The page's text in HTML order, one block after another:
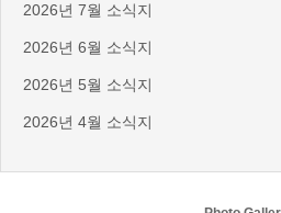
2026년 7월 소식지
2026년 6월 소식지
2026년 5월 소식지
2026년 4월 소식지